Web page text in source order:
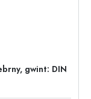
gwint: DIN